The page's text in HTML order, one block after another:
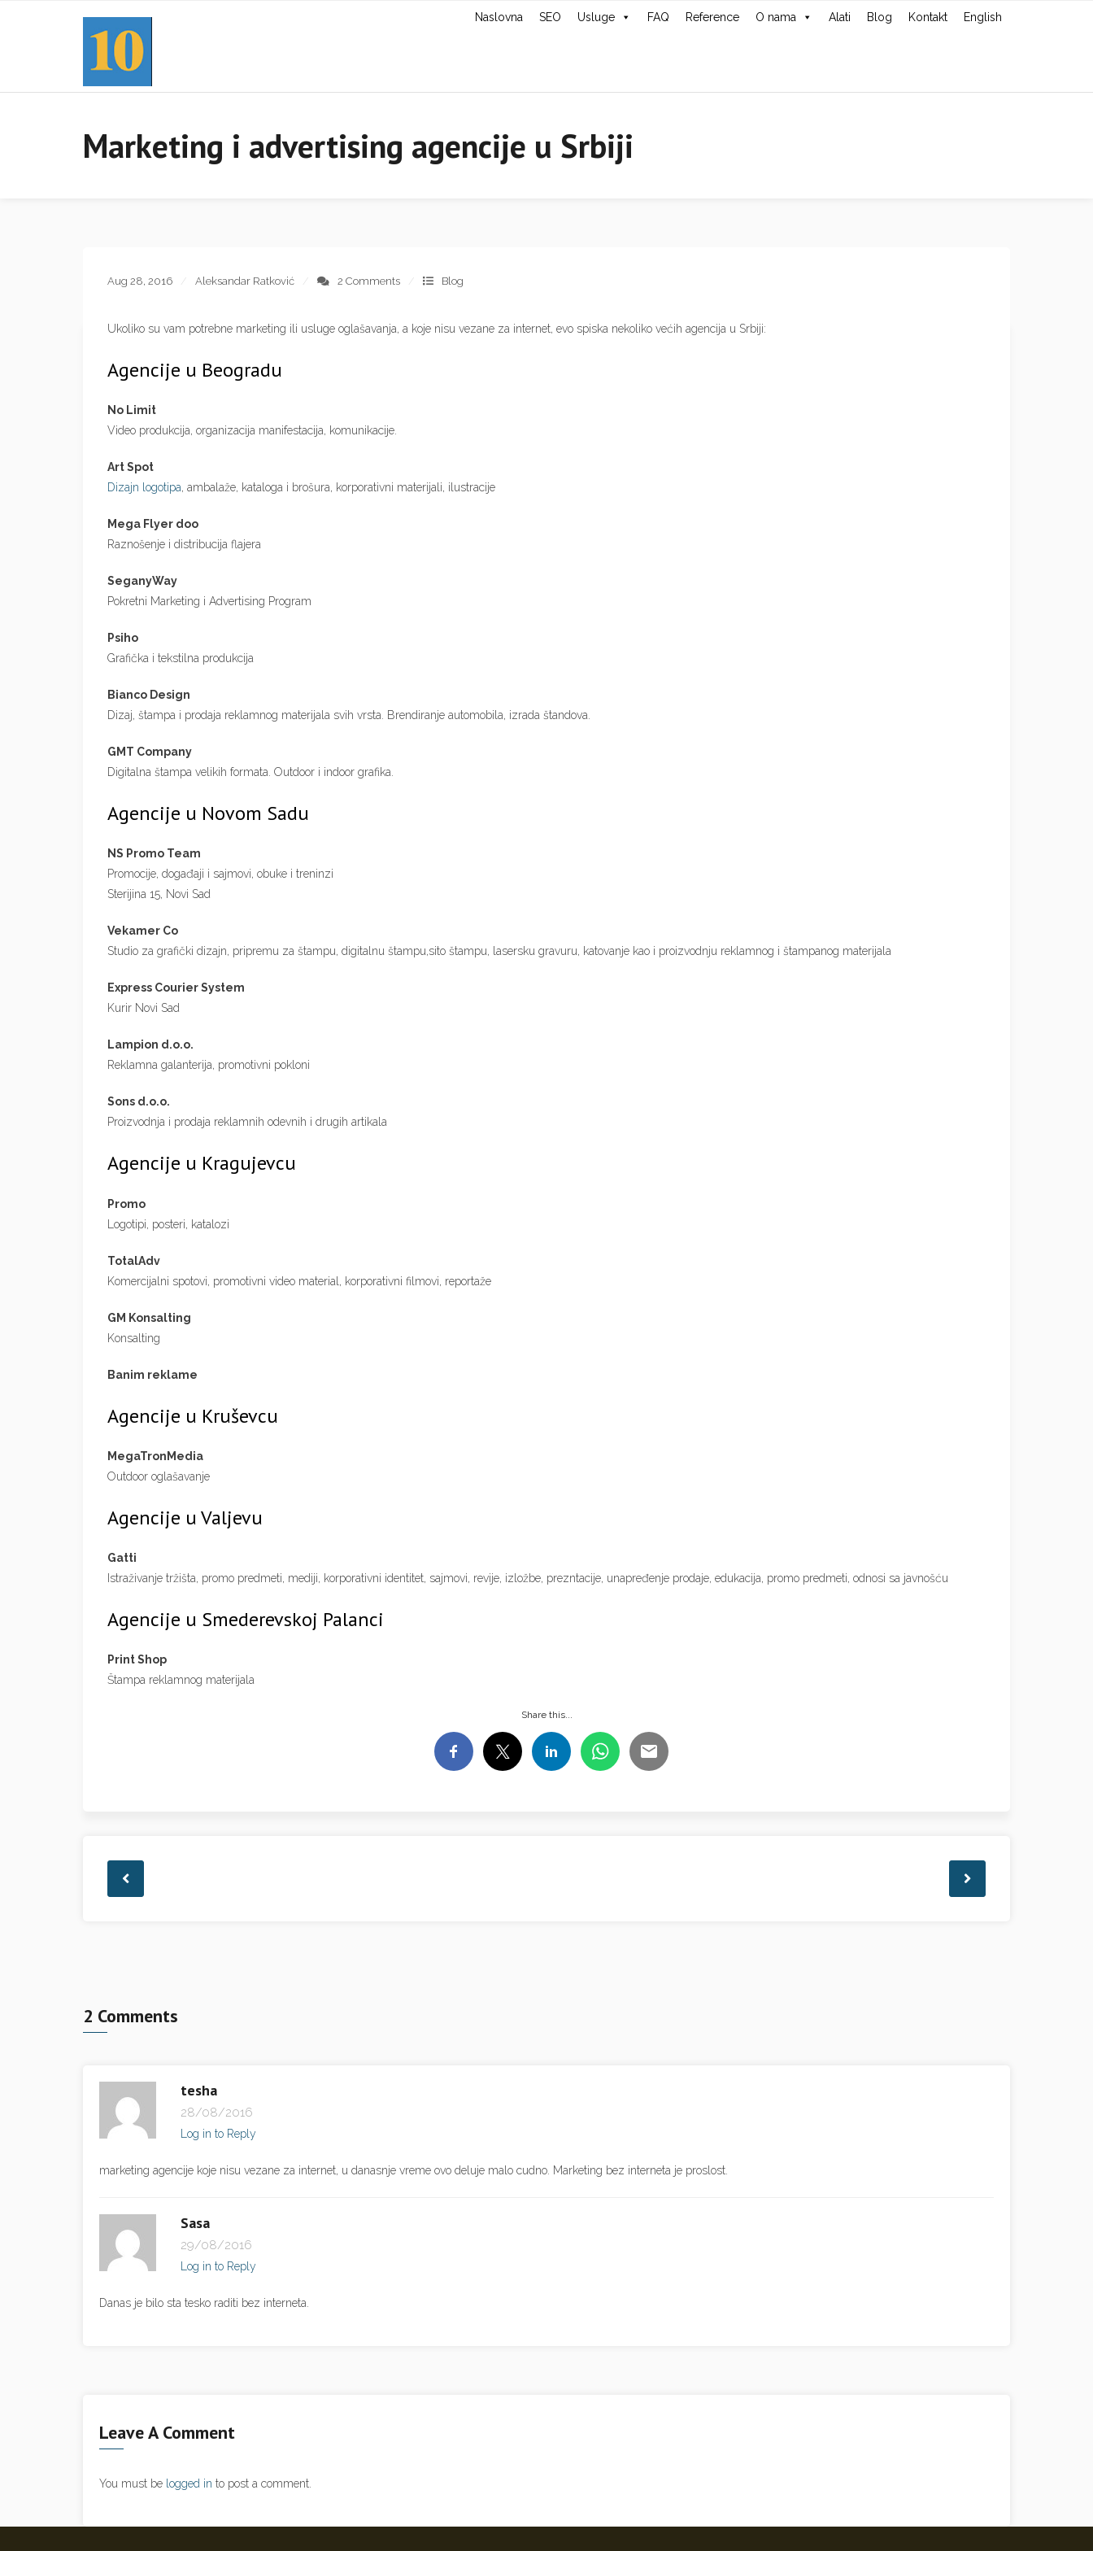
Naslovna SEO Usluge FAQ Reference O nama Alati Blog Kontakt English
Marketing i advertising agencije u Srbiji
Aug 28, 2016 Aleksandar Ratković 2 Comments Blog
Ukoliko su vam potrebne marketing ili usluge oglašavanja, a koje nisu vezane za internet, evo spiska nekoliko većih agencija u Srbiji:
Agencije u Beogradu
No Limit
Video produkcija, organizacija manifestacija, komunikacije.
Art Spot
Dizajn logotipa , ambalaže, kataloga i brošura, korporativni materijali, ilustracije
Mega Flyer doo
Raznošenje i distribucija flajera
SeganyWay
Pokretni Marketing i Advertising Program
Psiho
Grafička i tekstilna produkcija
Bianco Design
Dizaj, štampa i prodaja reklamnog materijala svih vrsta. Brendiranje automobila, izrada štandova.
GMT Company
Digitalna štampa velikih formata. Outdoor i indoor grafika.
Agencije u Novom Sadu
NS Promo Team
Promocije, događaji i sajmovi, obuke i treninzi
Sterijina 15, Novi Sad
Vekamer Co
Studio za grafički dizajn, pripremu za štampu, digitalnu štampu,sito štampu, lasersku gravuru, katovanje kao i proizvodnju reklamnog i štampanog materijala
Express Courier System
Kurir Novi Sad
Lampion d.o.o.
Reklamna galanterija, promotivni pokloni
Sons d.o.o.
Proizvodnja i prodaja reklamnih odevnih i drugih artikala
Agencije u Kragujevcu
Promo
Logotipi, posteri, katalozi
TotalAdv
Komercijalni spotovi, promotivni video material, korporativni filmovi, reportaže
GM Konsalting
Konsalting
Banim reklame
Agencije u Kruševcu
MegaTronMedia
Outdoor oglašavanje
Agencije u Valjevu
Gatti
Istraživanje tržišta, promo predmeti, mediji, korporativni identitet, sajmovi, revije, izložbe, prezntacije, unapređenje prodaje, edukacija, promo predmeti, odnosi sa javnošću
Agencije u Smederevskoj Palanci
Print Shop
Štampa reklamnog materijala
Share this...
2 Comments
tesha
28/08/2016
Log in to Reply
marketing agencije koje nisu vezane za internet, u danasnje vreme ovo deluje malo cudno. Marketing bez interneta je proslost.
Sasa
29/08/2016
Log in to Reply
Danas je bilo sta tesko raditi bez interneta.
Leave A Comment
You must be logged in to post a comment.